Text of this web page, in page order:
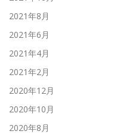
2021年8月
2021年6月
2021年4月
2021年2月
2020年12月
2020年10月
2020年8月